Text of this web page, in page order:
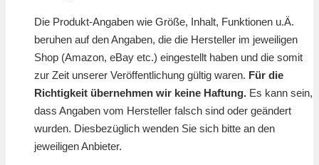
Die Produkt-Angaben wie Größe, Inhalt, Funktionen u.Ä.
beruhen auf den Angaben, die die Hersteller im jeweiligen
Shop (Amazon, eBay etc.) eingestellt haben und die somit
zur Zeit unserer Veröffentlichung gültig waren. Für die
Richtigkeit übernehmen wir keine Haftung. Es kann sein,
dass Angaben vom Hersteller falsch sind oder geändert
wurden. Diesbezüglich wenden Sie sich bitte an den
jeweiligen Anbieter.